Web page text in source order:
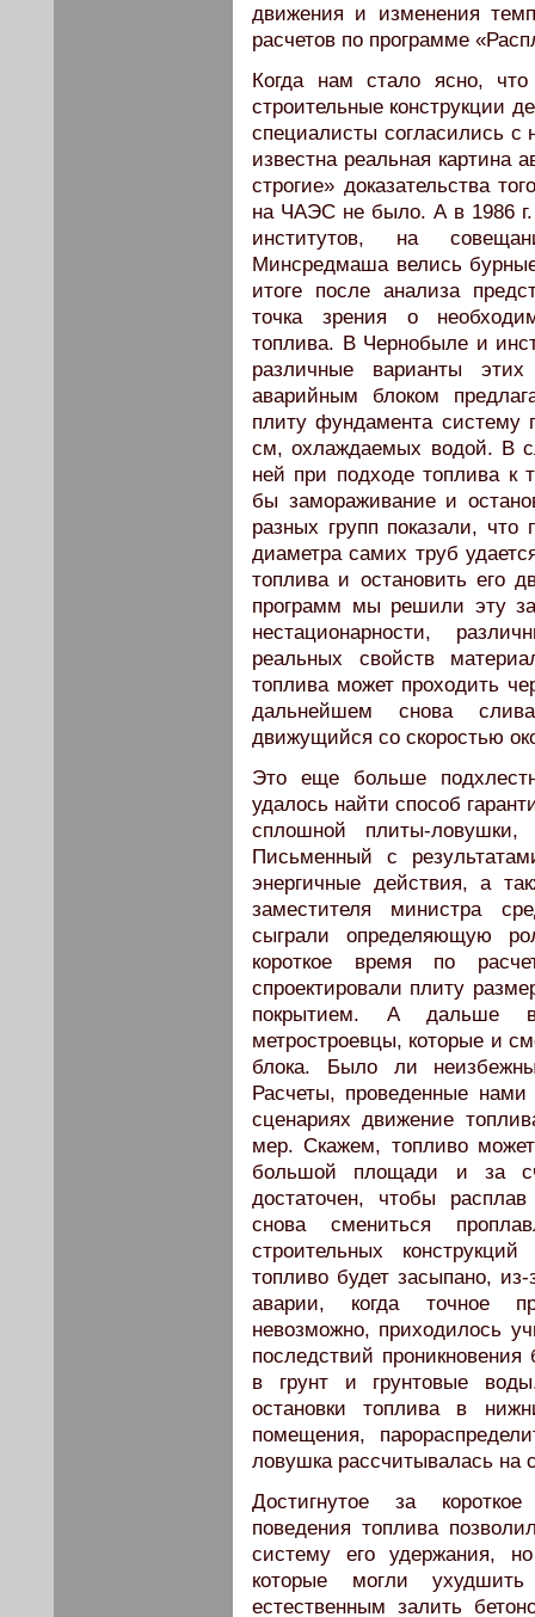
движения и изменения
расчетов по программе
Когда нам стало ясно, что
строительные конструкции
специалисты согласились
известна реальная картина
строгие» доказательства
на ЧАЭС не было. А в 1986
институтов, на
Минсредмаша велись
итоге после анализа
точка зрения о
топлива. В Чернобыле и
различные варианты
аварийным блоком
плиту фундамента систему
см, охлаждаемых водой. В
ней при подходе топлива к
бы замораживание и
разных групп показали,
диаметра самих труб
топлива и остановить его
программ мы решили эту
нестационарности,
реальных свойств
топлива может проходить
дальнейшем снова
движущийся со скоростью
Это еще больше
удалось найти способ
сплошной плиты-
Письменный с
энергичные действия, а
заместителя министра
сыграли определяющую
короткое время по
спроектировали плиту
покрытием. А дальше
метростроевцы, которые и
блока. Было ли
Расчеты, проведенные
сценариях движение
мер. Скажем, топливо
большой площади и за
достаточен, чтобы
снова смениться
строительных
топливо будет засыпано, из-
аварии, когда точное
невозможно, приходилось
последствий
в грунт и грунтовые
остановки топлива в
помещения,
ловушка рассчитывалась на
Достигнутое за
поведения топлива
систему его удержания,
которые могли
естественным залить